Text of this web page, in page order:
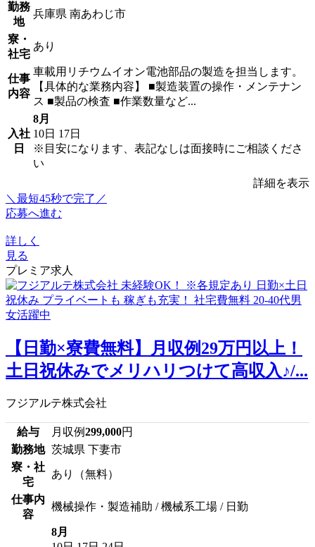
勤務
地
兵庫県 南あわじ市
寮・
社宅
あり
仕事
内容
車載用リチウムイオン電池部品の製造を担当します。
【具体的な業務内容】 ■製造装置の操作・メンテナン
ス ■製品の検査 ■作業数量など...
入社
日
8月
10日 17日
※目安になります、表記なしは面接時にご相談くださ
い
詳細を表示
＼最短45秒で完了／
応募へ進む
詳しく
見る
プレミア求人
【日勤×寮費無料】月収例29万円以上！
土日祝休みでメリハリつけて高収入♪/...
フジアルテ株式会社
給与 月収例299,000円
勤務地 茨城県 下妻市
寮・社
宅
あり（無料）
仕事内
容
機械操作・製造補助 / 機械系工場 / 日勤
8月